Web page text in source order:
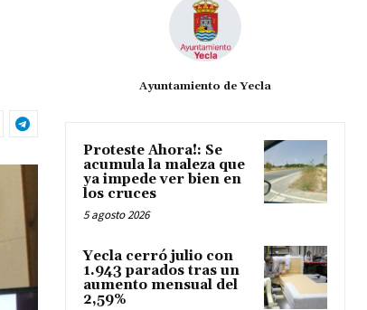
Ayuntamiento de Yecla
Proteste Ahora!: Se
acumula la maleza que
ya impede ver bien en
los cruces
5 agosto 2026
Yecla cerró julio con
1.943 parados tras un
aumento mensual del
2,59%